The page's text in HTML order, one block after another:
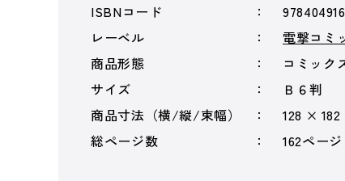
ISBNコード
レーベル
電撃コミ
商品形態
コミック
サイズ
Ｂ６判
商品寸法（横/縦/束幅）
128 ×
総ページ数
162ページ